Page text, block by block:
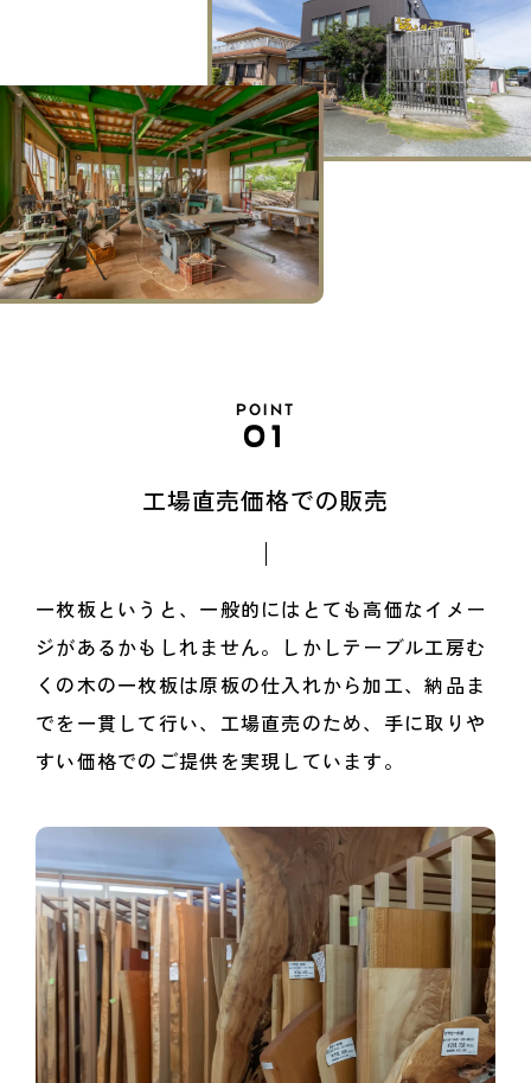
POINT
01
工場直売価格での販売
一枚板というと、一般的にはとても高価なイメー
ジがあるかもしれません。しかしテーブル工房む
くの木の一枚板は原板の仕入れから加工、納品ま
でを一貫して行い、工場直売のため、手に取りや
すい価格でのご提供を実現しています。